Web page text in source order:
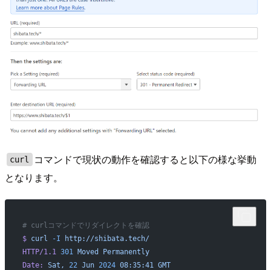
curl
コマンドで現状の動作を確認すると以下の様な挙動
となります。
# curlコマンドでリダイレクトを確認
$ curl -I http://shibata.tech/
HTTP/1.1 301 Moved
Permanently
Date:
Sat, 22 Jun 2024 08:35:41 GMT